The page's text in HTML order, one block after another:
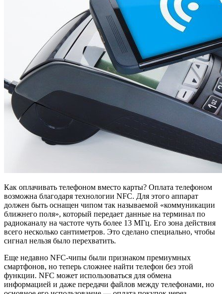
Как оплачивать телефоном вместо карты? Оплата телефоном
возможна благодаря технологии NFC. Для этого аппарат
должен быть оснащен чипом так называемой «коммуникации
ближнего поля», который передает данные на терминал по
радиоканалу на частоте чуть более 13 МГц. Его зона действия
всего несколько сантиметров. Это сделано специально, чтобы
сигнал нельзя было перехватить.
Еще недавно NFC-чипы были признаком премиумных
смартфонов, но теперь сложнее найти телефон без этой
функции. NFC может использоваться для обмена
информацией и даже передачи файлов между телефонами, но